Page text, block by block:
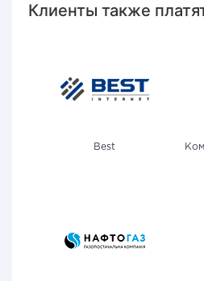
Клиенты также
Best